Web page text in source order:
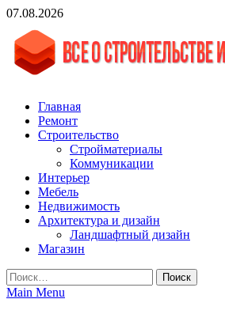
Skip
content
07.08.2026
vgasa.ru
Строительный журнал. Всё о
Главная
Ремонт
Строительство
Стройматериалы
Коммуникации
Интерьер
Мебель
Недвижимость
Архитектура и дизайн
Ландшафтный дизайн
Магазин
Найти:
Main Menu